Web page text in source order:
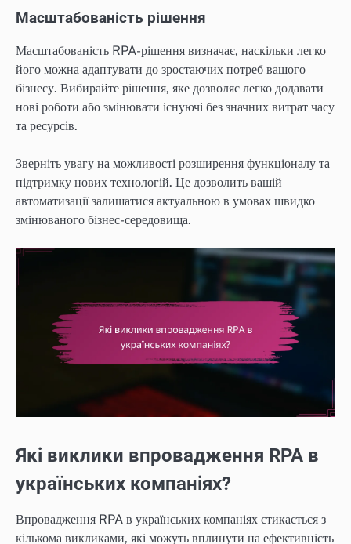
Масштабованість рішення
Масштабованість RPA-рішення визначає, наскільки легко
його можна адаптувати до зростаючих потреб вашого
бізнесу. Вибирайте рішення, яке дозволяє легко додавати
нові роботи або змінювати існуючі без значних витрат часу
та ресурсів.
Зверніть увагу на можливості розширення функціоналу та
підтримку нових технологій. Це дозволить вашій
автоматизації залишатися актуальною в умовах швидко
змінюваного бізнес-середовища.
Які виклики впровадження RPA в
українських компаніях?
Впровадження RPA в українських компаніях стикається з
кількома викликами, які можуть вплинути на ефективність